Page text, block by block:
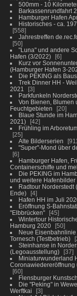
500mm - 10
Barkassenrundfahrt
Hamburger Hafen
Historisches - ca.
558
Jahrestreffen
50
"Luna" und andere
Hafen (3/2022)
6
Kurz vor
(Hamburger Hafen 3-
Die PEKING als
Trek Dinner HH -
2021
3
Parkfunkeln
Von Bienen, Blumen
Feuchtgebieten
20
Blaue Stunde im
2021)
42
Frühling im
25
Alte Bilderserien
911
"Super"-Mond über
6
Hamburger Hafen,
Containerschiffe und
Die PEKING im
und weitere Hafenbilder
Radtour Norderstedt
Ende)
4
Hafen HH im Juli
Eröffnung S-
"Elbbrücken"
45
Wintertour
Hamburg 2020
50
Neue
Tornesch (Testbetrieb)
Steinhanse in
(Legoausstellung)
37
Miniaturwunderland
Coronawiedereröffnung
60
Flensburger
Die "Peking" in
Werftkai
3